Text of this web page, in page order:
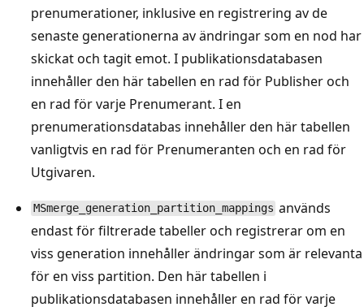
prenumerationer, inklusive en registrering av de
senaste generationerna av ändringar som en nod har
skickat och tagit emot. I publikationsdatabasen
innehåller den här tabellen en rad för Publisher och
en rad för varje Prenumerant. I en
prenumerationsdatabas innehåller den här tabellen
vanligtvis en rad för Prenumeranten och en rad för
Utgivaren.
MSmerge_generation_partition_mappings används
endast för filtrerade tabeller och registrerar om en
viss generation innehåller ändringar som är relevanta
för en viss partition. Den här tabellen i
publikationsdatabasen innehåller en rad för varje